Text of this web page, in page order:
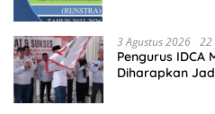
3 Agustus 2026 22
Pengurus IDCA
Diharapkan